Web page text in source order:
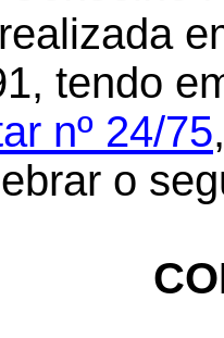
tendo
nº 24/75
o